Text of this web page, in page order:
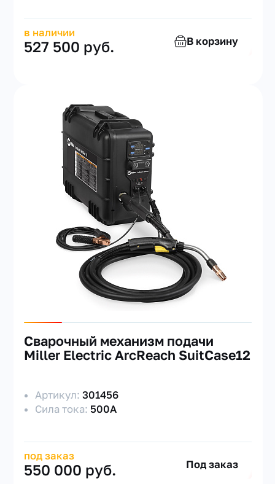
в наличии
527 500 руб. В корзину
Сварочный механизм подачи
Miller Electric ArcReach SuitCase12
Артикул:301456
Сила тока: 500А
под заказ
550 000 руб. Под заказ